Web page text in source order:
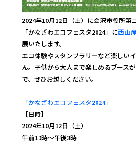
2024年10月12日（土）に金沢市役所第
「かなざわエコフェスタ2024」に西山
展いたします。
エコ体験やスタンプラリーなど楽しい
ん。子供から大人まで楽しめるブース
で、ぜひお越しください。
「かなざわエコフェスタ2024」
【日時】
2024年10月12日（土）
午前10時〜午後3時